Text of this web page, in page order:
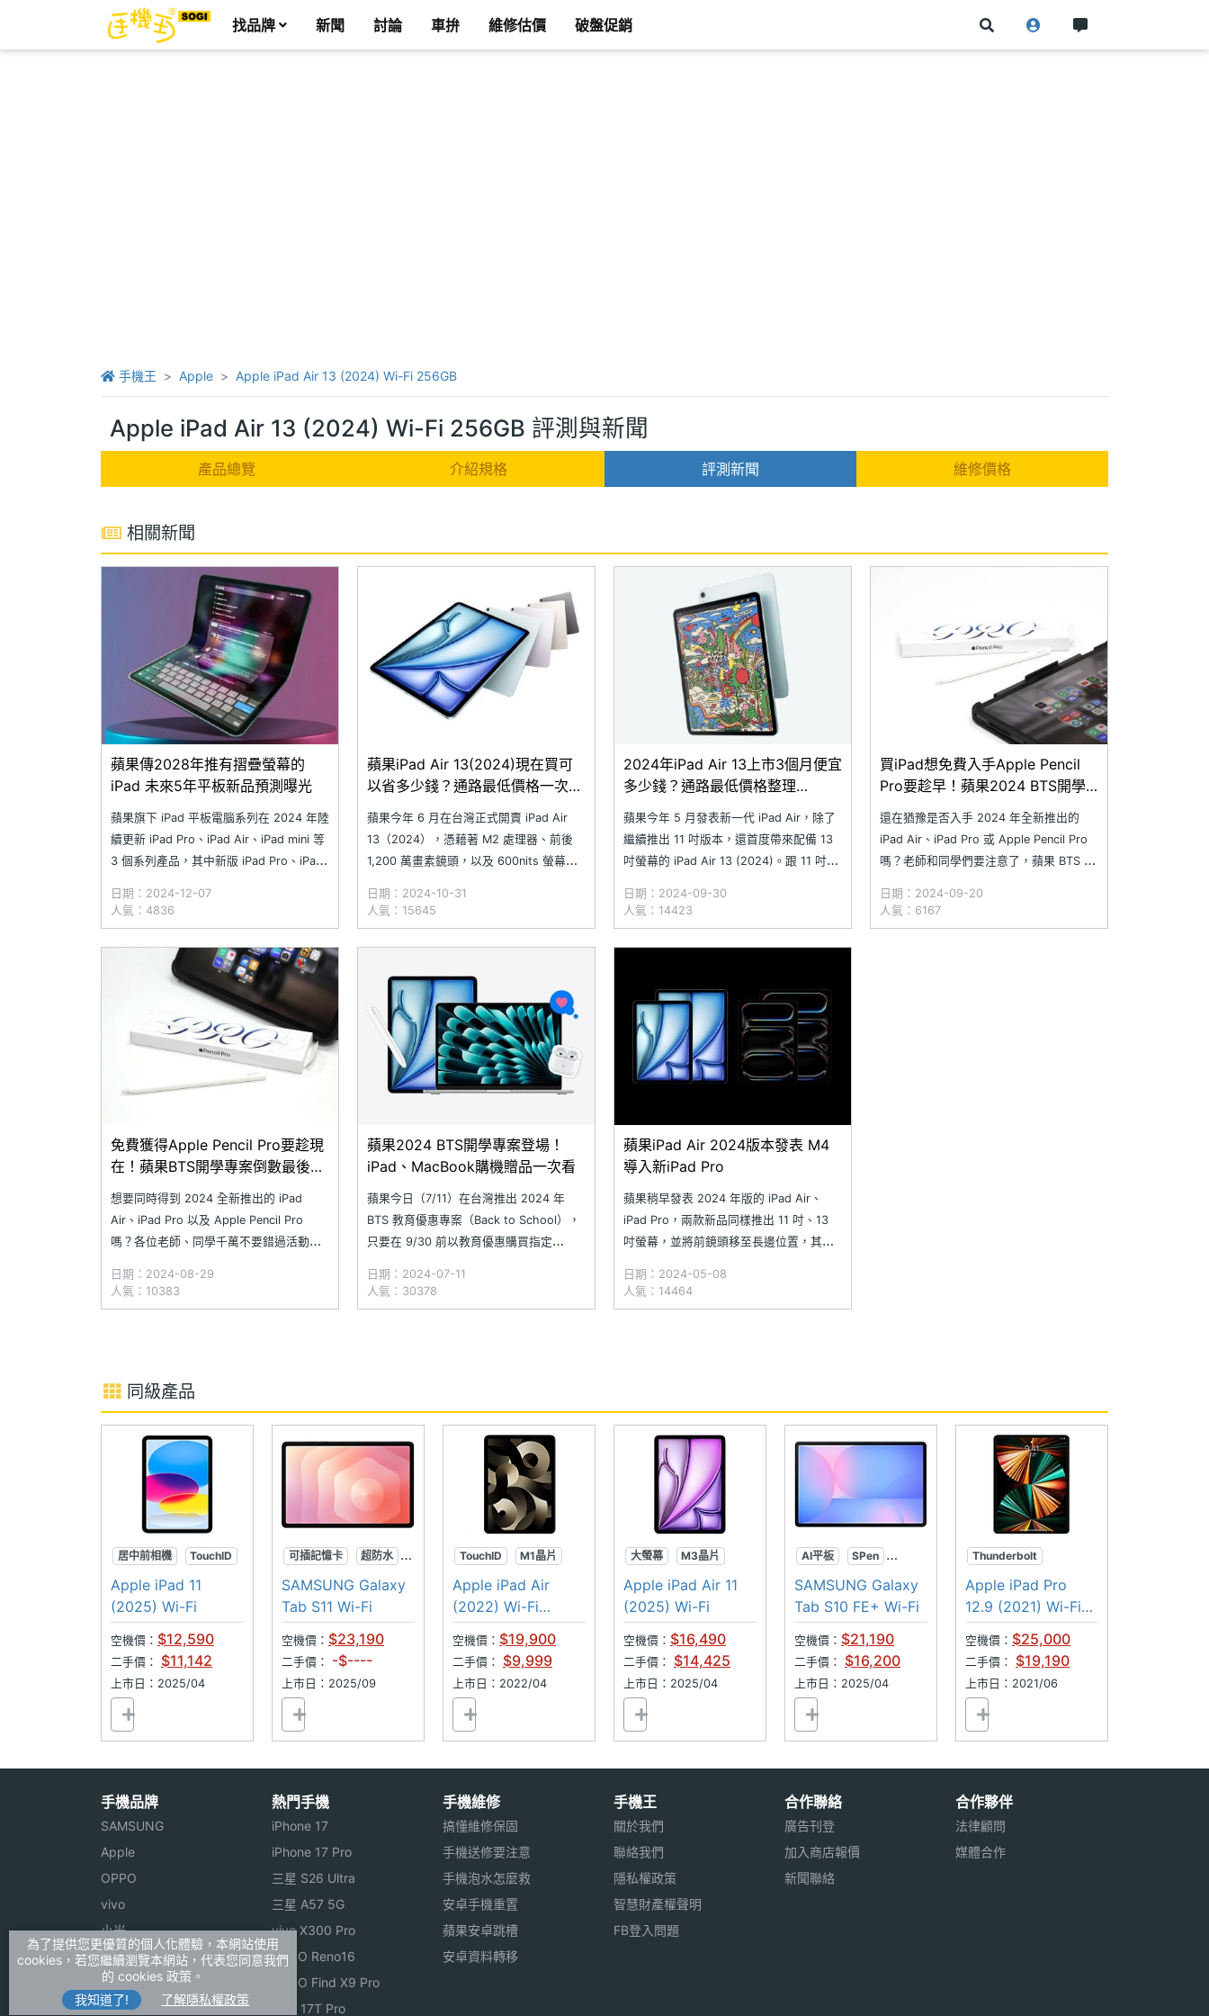
找品牌 新聞 討論 車拚 維修估價 破盤促銷
手機王 Apple Apple iPad Air 13 (2024) Wi-Fi 256GB
Apple iPad Air 13 (2024) Wi-Fi 256GB 評測與新聞
產品總覽 介紹規格 評測新聞 維修價格
相關新聞
蘋果傳2028年推有摺疊螢幕的
iPad 未來5年平板新品預測曝光
蘋果旗下 iPad 平板電腦系列在 2024 年陸
續更新 iPad Pro、iPad Air、iPad mini 等
3 個系列產品，其中新版 iPad Pro、iPad
年版 iPad mini 則是更換處理器並提升儲
存容量。近日，科技部落客
日期：2024-12-07
人氣：4836
蘋果iPad Air 13(2024)現在買可
以省多少錢？通路最低價格一次看
蘋果今年 6 月在台灣正式開賣 iPad Air
13（2024），憑藉著 M2 處理器、前後
1,200 萬畫素鏡頭，以及 600nits 螢幕亮
上獲得不少果粉關注，深受有繪圖、文
書、遊戲、追劇等需求的用戶喜愛！隨著
iPad
日期：2024-10-31
人氣：15645
2024年iPad Air 13上市3個月便宜
多少錢？通路最低價格整理
蘋果今年 5 月發表新一代 iPad Air，除了
繼續推出 11 吋版本，還首度帶來配備 13
吋螢幕的 iPad Air 13 (2024)。跟 11 吋款
處理器，前後皆配備 1,200 萬畫素鏡頭；
大尺寸版本進一步擁有更高的 600n
日期：2024-09-30
人氣：14423
買iPad想免費入手Apple Pencil
Pro要趁早！蘋果2024 BTS開學
還在猶豫是否入手 2024 年全新推出的
iPad Air、iPad Pro 或 Apple Pencil Pro
嗎？老師和同學們要注意了，蘋果 BTS 教
應 AirPods 4 的推出，耳機折扣有所調
整，也取消了 AirPods Max 的加購選項，
日期：2024-09-20
人氣：6167
免費獲得Apple Pencil Pro要趁現
在！蘋果BTS開學專案倒數最後一
個月
想要同時得到 2024 全新推出的 iPad
Air、iPad Pro 以及 Apple Pencil Pro
嗎？各位老師、同學千萬不要錯過活動時
活動期間以教育優惠購買指定 iPad、
MacBook，除了可以免費贈送 Apple
日期：2024-08-29
人氣：10383
蘋果2024 BTS開學專案登場！
iPad、MacBook購機贈品一次看
蘋果今日（7/11）在台灣推出 2024 年
BTS 教育優惠專案（Back to School），
只要在 9/30 前以教育優惠購買指定
Pencil 或 AirPods，當然你也可以透過補
差價的方式，選擇將 AirPods 升級成
日期：2024-07-11
人氣：30378
蘋果iPad Air 2024版本發表 M4
導入新iPad Pro
蘋果稍早發表 2024 年版的 iPad Air、
iPad Pro，兩款新品同樣推出 11 吋、13
吋螢幕，並將前鏡頭移至長邊位置，其中
Ultra Retina XDR 螢幕、Nano-texture 低
反射玻璃等規格，蘋果也同步推出 iPad Pr
日期：2024-05-08
人氣：14464
同級產品
居中前相機
TouchID
A16晶片
Apple iPad 11
(2025) Wi-Fi
空機價： $12,590
二手價： $11,142
上市日：2025/04
可插記憶卡
超防水
SPen
SAMSUNG Galaxy
Tab S11 Wi-Fi
空機價： $23,190
二手價： -$----
上市日：2025/09
TouchID M1晶片
Apple iPad Air
(2022) Wi-Fi
256GB
空機價： $19,900
二手價： $9,999
上市日：2022/04
大螢幕 M3晶片
Apple iPad Air 11
(2025) Wi-Fi
空機價： $16,490
二手價： $14,425
上市日：2025/04
AI平板
SPen
大螢幕
SAMSUNG Galaxy
Tab S10 FE+ Wi-Fi
空機價： $21,190
二手價： $16,200
上市日：2025/04
Thunderbolt
miniLED
M1晶片
Apple iPad Pro
12.9 (2021) Wi-Fi
128GB
空機價： $25,000
二手價： $19,190
上市日：2021/06
手機品牌
SAMSUNG
Apple
OPPO
vivo
小米
ASUS
Sony
realme
熱門手機
iPhone 17
iPhone 17 Pro
三星 S26 Ultra
三星 A57 5G
vivo X300 Pro
OPPO Reno16
OPPO Find X9 Pro
小米 17T Pro
手機維修
搞懂維修保固
手機送修要注意
手機泡水怎麼救
安卓手機重置
蘋果安卓跳槽
安卓資料轉移
手機王
關於我們
聯絡我們
隱私權政策
智慧財產權聲明
FB登入問題
合作聯絡
廣告刊登
加入商店報價
新聞聯絡
合作夥伴
法律顧問
媒體合作
為了提供您更優質的個人化體驗，本網站使用
cookies，若您繼續瀏覽本網站，代表您同意我們
的 cookies 政策。
我知道了!
了解隱私權政策